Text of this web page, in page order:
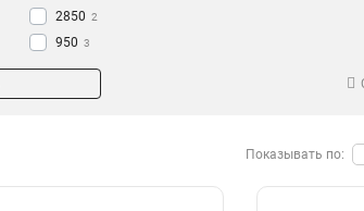
2850 2
950 3
Показывать по: